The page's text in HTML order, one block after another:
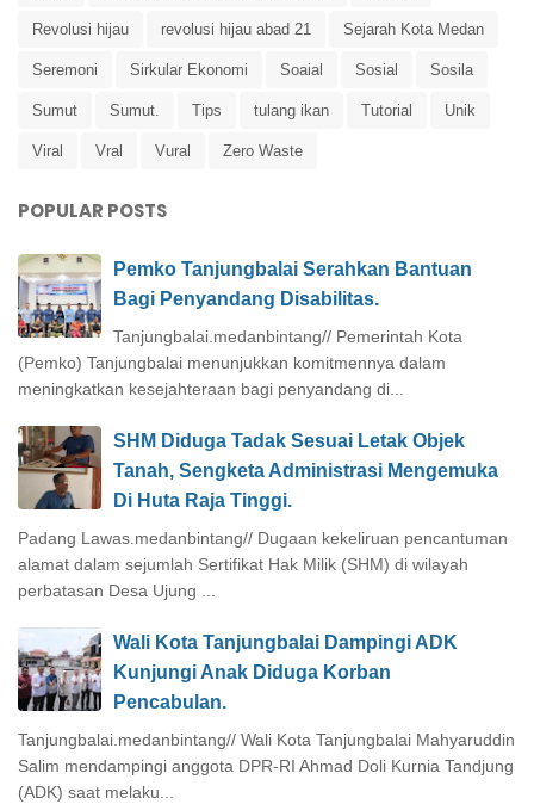
Revolusi hijau revolusi hijau abad 21 Sejarah Kota Medan
Seremoni Sirkular Ekonomi Soaial Sosial Sosila
Sumut Sumut. Tips tulang ikan Tutorial Unik
Viral Vral Vural Zero Waste
POPULAR POSTS
Pemko Tanjungbalai Serahkan Bantuan
Bagi Penyandang Disabilitas.
Tanjungbalai.medanbintang// Pemerintah Kota
(Pemko) Tanjungbalai menunjukkan komitmennya dalam
meningkatkan kesejahteraan bagi penyandang di...
SHM Diduga Tadak Sesuai Letak Objek
Tanah, Sengketa Administrasi Mengemuka
Di Huta Raja Tinggi.
Padang Lawas.medanbintang// Dugaan kekeliruan pencantuman
alamat dalam sejumlah Sertifikat Hak Milik (SHM) di wilayah
perbatasan Desa Ujung ...
Wali Kota Tanjungbalai Dampingi ADK
Kunjungi Anak Diduga Korban
Pencabulan.
Tanjungbalai.medanbintang// Wali Kota Tanjungbalai Mahyaruddin
Salim mendampingi anggota DPR-RI Ahmad Doli Kurnia Tandjung
(ADK) saat melaku...